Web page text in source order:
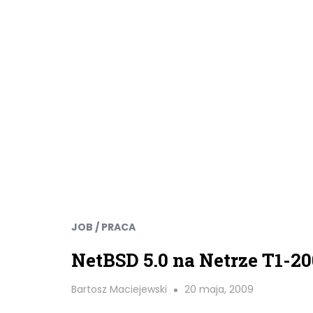
JOB / PRACA
NetBSD 5.0 na Netrze T1-
Bartosz Maciejewski 20 maja, 2009